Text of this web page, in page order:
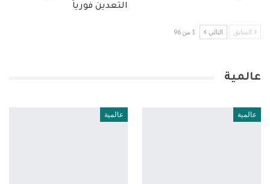
التعدين فورياً
السابق التالي 1 من 96
عالمية
عالمية عالمية